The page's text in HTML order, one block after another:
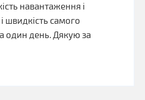
навантаження і
швидкість самого
один день. Дякую за